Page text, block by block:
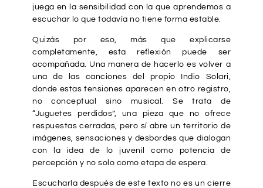
juega en la sensibilidad con la que aprendemos a
escuchar lo que todavía no tiene forma estable.
Quizás por eso, más que explicarse
completamente, esta reflexión puede ser
acompañada. Una manera de hacerlo es volver a
una de las canciones del propio Indio Solari,
donde estas tensiones aparecen en otro registro,
no conceptual sino musical. Se trata de
“Juguetes perdidos”, una pieza que no ofrece
respuestas cerradas, pero sí abre un territorio de
imágenes, sensaciones y desbordes que dialogan
con la idea de lo juvenil como potencia de
percepción y no solo como etapa de espera.
Escucharla después de este texto no es un cierre